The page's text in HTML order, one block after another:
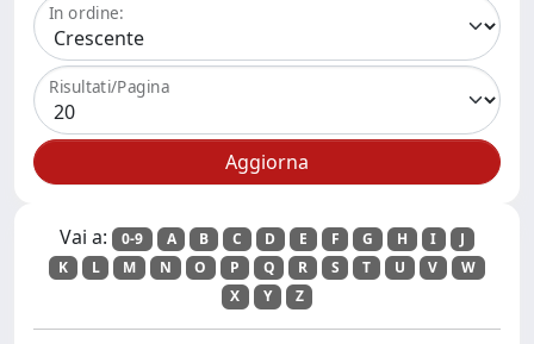
In ordine:
Risultati/Pagina
Vai a: 0-9 A B C D E F G H I
J
K
L M N O P Q R S T U V
W
X
Y Z